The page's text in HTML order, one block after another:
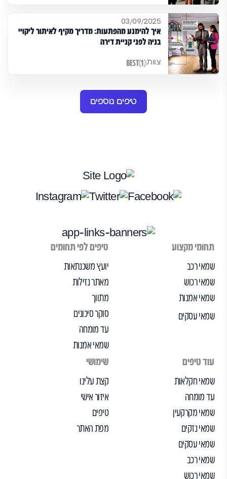
03/09/2025
איך להימנע מהפתעות: מדריך מקיף לאיתור ליקויי
בניה לפני קניית דירה
צוות
טיפים נוספים
תחומי מקצוע
שמאי רכב
שמאי רכוש
שמאי אמנות
שמאי עסקים
טיפים לפי תחומים
יועץ משכנתאות
מאתר נזילות
מתווך
סוקר סיכונים
עד מומחה
שמאי אמנות
עוד טיפים
שמאי חקלאות
עד מומחה
שמאי מקרקעין
שמאי נזקים
שמאי עסקים
שמאי רכב
שמאי רכוש
שימושי
קצת עלינו
איזור אישי
טיפים
מפת האתר